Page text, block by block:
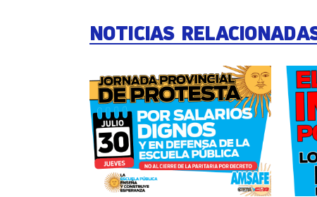
NOTICIAS